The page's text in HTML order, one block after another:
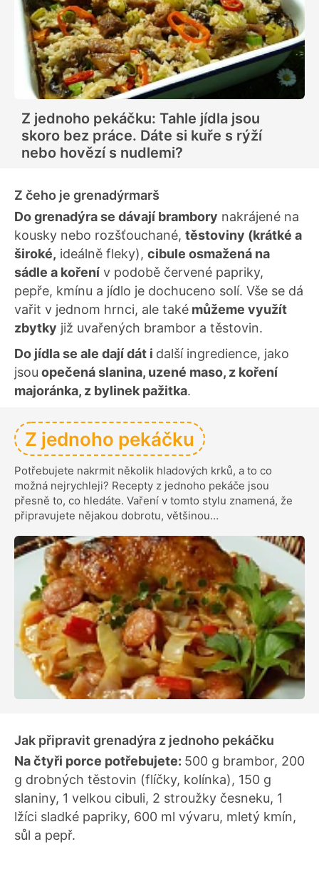
Z jednoho pekáčku: Tahle jídla jsou
skoro bez práce. Dáte si kuře s rýží
nebo hovězí s nudlemi?
Z čeho je grenadýrmarš
Do grenadýra se dávají brambory nakrájené na
kousky nebo rozšťouchané, těstoviny (krátké a
široké, ideálně fleky), cibule osmažená na
sádle a koření v podobě červené papriky,
pepře, kmínu a jídlo je dochuceno solí. Vše se dá
vařit v jednom hrnci, ale také můžeme využít
zbytky již uvařených brambor a těstovin.
Do jídla se ale dají dát i další ingredience, jako
jsou opečená slanina, uzené maso, z koření
majoránka, z bylinek pažitka.
Z jednoho pekáčku
Potřebujete nakrmit několik hladových krků, a to co
možná nejrychleji? Recepty z jednoho pekáče jsou
přesně to, co hledáte. Vaření v tomto stylu znamená, že
připravujete nějakou dobrotu, většinou…
Jak připravit grenadýra z jednoho pekáčku
Na čtyři porce potřebujete: 500 g brambor, 200
g drobných těstovin (flíčky, kolínka), 150 g
slaniny, 1 velkou cibuli, 2 stroužky česneku, 1
lžíci sladké papriky, 600 ml vývaru, mletý kmín,
sůl a pepř.